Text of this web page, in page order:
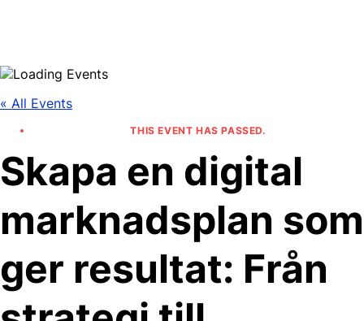
« All Events
THIS EVENT HAS PASSED.
Skapa en digital
marknadsplan som
ger resultat: Från